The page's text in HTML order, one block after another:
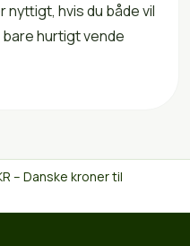
nyttigt, hvis du både vil
hurtigt vende
– Danske kroner til